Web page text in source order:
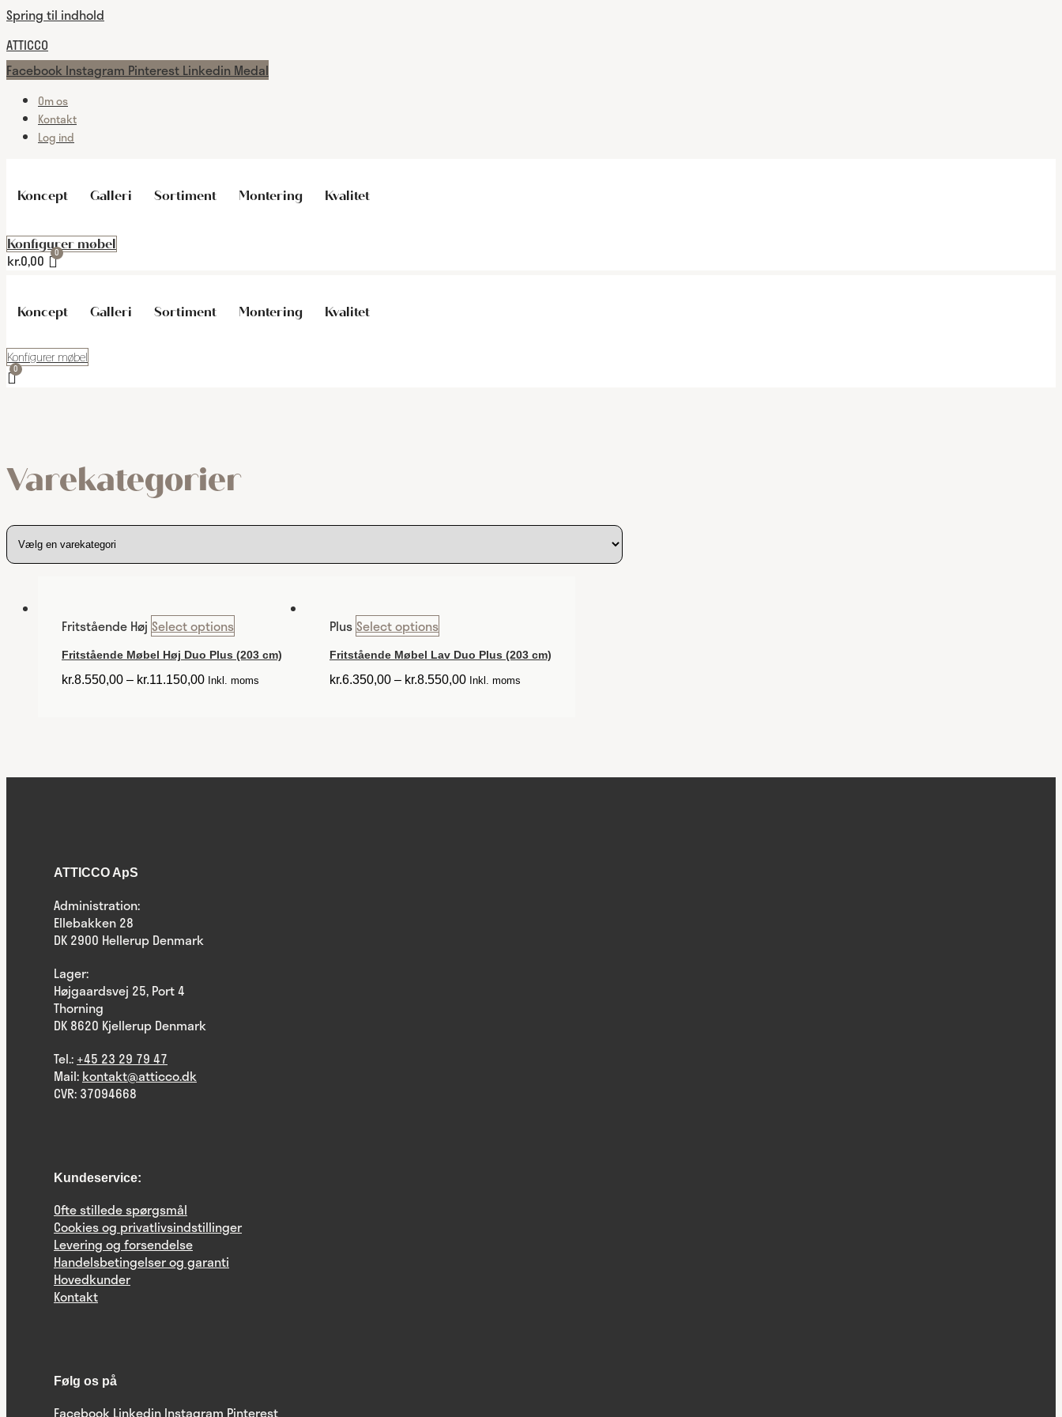
Spring til indhold
ATTICCO
Facebook Instagram Pinterest Linkedin Medal
Om os
Kontakt
Log ind
Koncept Galleri Sortiment Montering Kvalitet
Konfigurer møbel
kr.0,00
Koncept Galleri Sortiment Montering Kvalitet
Konfigurer møbel
Varekategorier
Fritstående Høj Select options
Fritstående Møbel Høj Duo Plus (203 cm)
kr.8.550,00 – kr.11.150,00 Inkl. moms
Plus Select options
Fritstående Møbel Lav Duo Plus (203 cm)
kr.6.350,00 – kr.8.550,00 Inkl. moms
ATTICCO ApS
Administration:
Ellebakken 28
DK 2900 Hellerup Denmark
Lager:
Højgaardsvej 25, Port 4
Thorning
DK 8620 Kjellerup Denmark
Tel.: +45 23 29 79 47
Mail: kontakt@atticco.dk
CVR: 37094668
Kundeservice:
Ofte stillede spørgsmål
Cookies og privatlivsindstillinger
Levering og forsendelse
Handelsbetingelser og garanti
Hovedkunder
Kontakt
Følg os på
Facebook Linkedin Instagram Pinterest